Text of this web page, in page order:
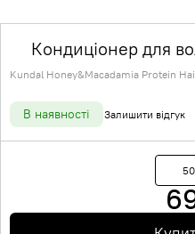
Кондиціонер для
Kundal Honey&Macadamia Protein
В наявності Залишити відгук